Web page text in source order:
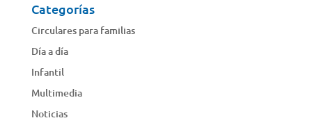
Categorías
Circulares para familias
Día a día
Infantil
Multimedia
Noticias